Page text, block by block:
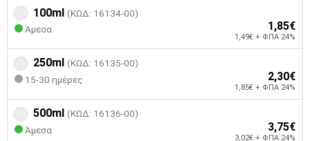
100ml (ΚΩΔ: 16134-00)
Άμεσα
1,85€
1,49€ + ΦΠΑ 24%
250ml (ΚΩΔ: 16135-00)
15-30 ημέρες
2,30€
1,85€ + ΦΠΑ 24%
500ml (ΚΩΔ: 16136-00)
Άμεσα
3,75€
3,02€ + ΦΠΑ 24%